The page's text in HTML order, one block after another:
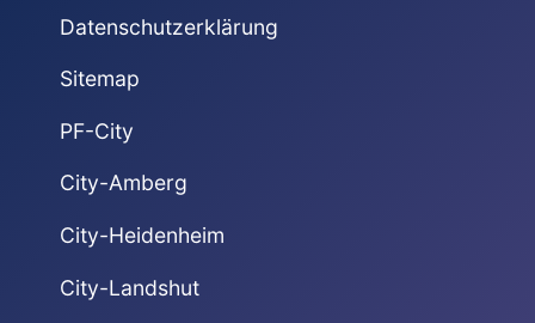
Datenschutzerklärung
Sitemap
PF-City
City-Amberg
City-Heidenheim
City-Landshut